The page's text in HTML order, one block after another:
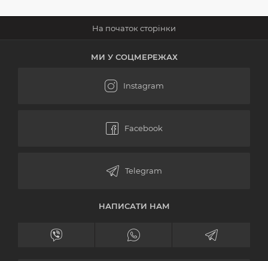
МИ У СОЦМЕРЕЖАХ
НАПИСАТИ НАМ